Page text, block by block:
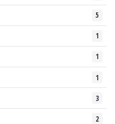
5
1
1
1
3
2